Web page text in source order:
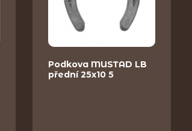
Podkova MUSTAD LB
přední 25x10 5